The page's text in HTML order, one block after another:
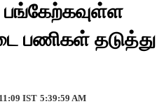
பணிகள் தடுத்து
IST 5:39:59 AM